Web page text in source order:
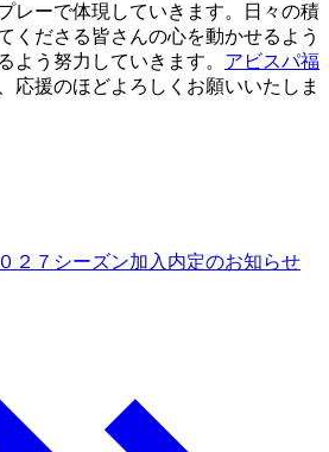
レーで体現していきます。日々の積
くださる皆さんの心を動かせるよう
よう努力していきます。 アビスパ福
応援のほどよろしくお願いいたしま
２７シーズン加入内定のお知らせ